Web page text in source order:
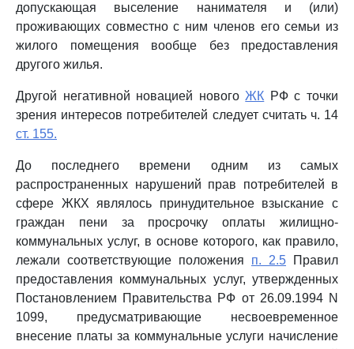
допускающая выселение нанимателя и (или)
проживающих совместно с ним членов его семьи из
жилого помещения вообще без предоставления
другого жилья.
Другой негативной новацией нового ЖК РФ с точки
зрения интересов потребителей следует считать ч. 14
ст. 155.
До последнего времени одним из самых
распространенных нарушений прав потребителей в
сфере ЖКХ являлось принудительное взыскание с
граждан пени за просрочку оплаты жилищно-
коммунальных услуг, в основе которого, как правило,
лежали соответствующие положения п. 2.5 Правил
предоставления коммунальных услуг, утвержденных
Постановлением Правительства РФ от 26.09.1994 N
1099, предусматривающие несвоевременное
внесение платы за коммунальные услуги начисление